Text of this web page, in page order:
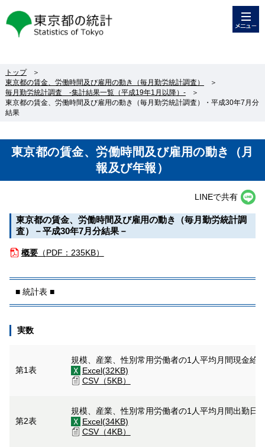
東京都の統計
トップ
＞
東京都の賃金、労働時間及び雇用の動き（毎月勤労統計調査）
＞
毎月勤労統計調査 -集計結果一覧（平成19年1月以降）-
＞
東京都の賃金、労働時間及び雇用の動き（毎月勤労統計調査）・平成30年7月分
結果
東京都の賃金、労働時間及び雇用の動き（月
報及び年報）
LINEで共有
東京都の賃金、労働時間及び雇用の動き（毎月勤労統計調
査）－平成30年7月分結果－
概要（PDF：235KB）
■ 統計表 ■
実数
第1表
規模、産業、性別常用労働者の1人平均月間現金給
Excel(32KB)
CSV（5KB）
第2表
規模、産業、性別常用労働者の1人平均月間出勤日
Excel(34KB)
CSV（4KB）